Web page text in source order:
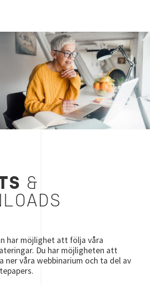
&
har möjlighet att följa våra
Du har möjligheten att
ner våra webbinarium och ta del av